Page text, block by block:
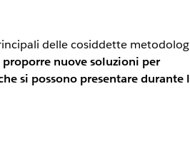
delle cosiddette
proporre nuove soluzioni per
si possono presentare durante